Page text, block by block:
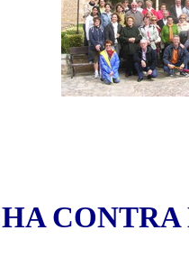
CONTRA